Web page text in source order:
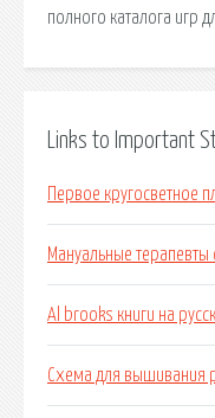
полного каталога игр
Links to Important
Первое кругосветное
Мануальные терапевты
Al brooks книги на
Схема для вышивания